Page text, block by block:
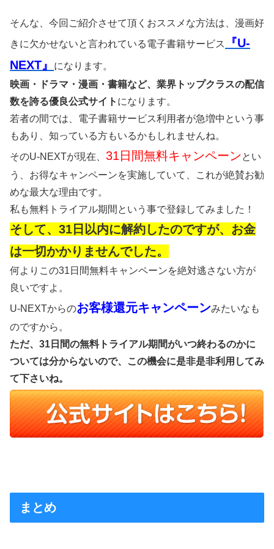
そんな、今回ご紹介させて頂くおススメな方法は、漫画好
きに欠かせないと言われている電子書籍サービス
『U-
NEXT』
になります。
映画・ドラマ・漫画・書籍など、業界トップクラスの配信
数を誇る優良公式サイト になります。
若者の間では、電子書籍サービス利用者が急増中という事
もあり、知っている方もいるかもしれませんね。
そのU-NEXTが現在、 31日間無料キャンペーンとい
う、お得なキャンペーンを実施していて、これが絶賛お勧
めな最大な理由です。
私も無料トライアル期間という事で登録してみました！
そして、31日以内に解約したのですが、お金
は一切かかりませんでした。
何よりこの31日間無料キャンペーンを絶対逃さない方が
良いですよ。
U-NEXTからのお客様還元キャンペーンみたいなも
のですから。
ただ、31日間の無料トライアル期間がいつ終わるのかに
ついては分からないので、この機会に是非是非利用してみ
て下さいね。
まとめ